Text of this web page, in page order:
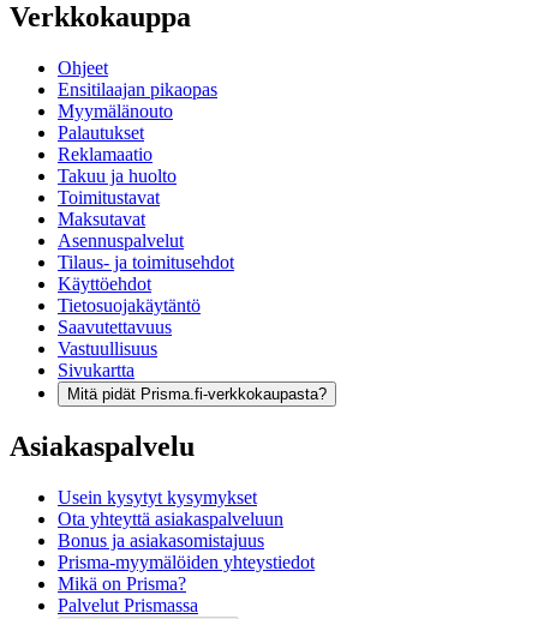
Verkkokauppa
Ohjeet
Ensitilaajan pikaopas
Myymälänouto
Palautukset
Reklamaatio
Takuu ja huolto
Toimitustavat
Maksutavat
Asennuspalvelut
Tilaus- ja toimitusehdot
Käyttöehdot
Tietosuojakäytäntö
Saavutettavuus
Vastuullisuus
Sivukartta
Mitä pidät Prisma.fi-verkkokaupasta?
Asiakaspalvelu
Usein kysytyt kysymykset
Ota yhteyttä asiakaspalveluun
Bonus ja asiakasomistajuus
Prisma-myymälöiden yhteystiedot
Mikä on Prisma?
Palvelut Prismassa